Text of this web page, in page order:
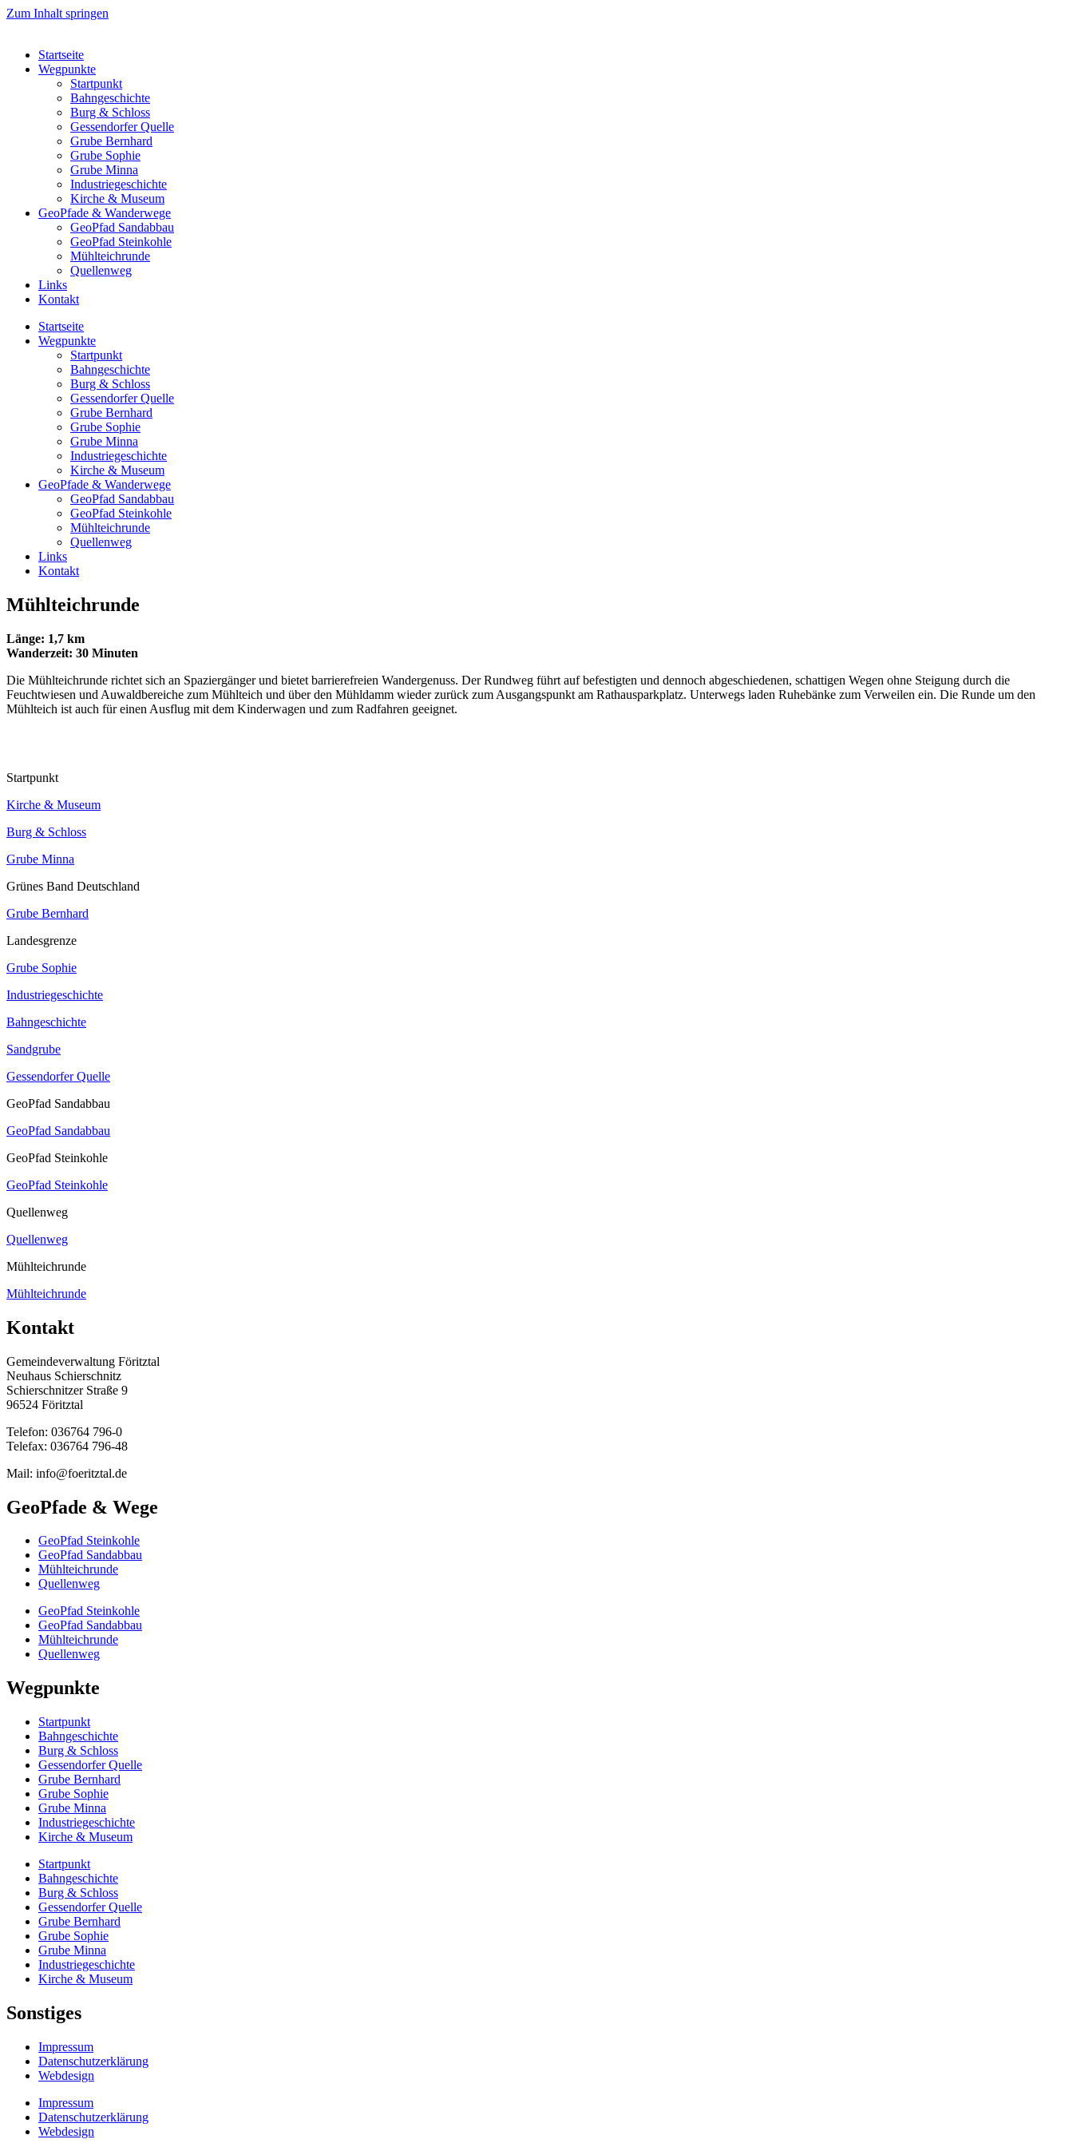
Zum Inhalt springen
Startseite
Wegpunkte
Startpunkt
Bahngeschichte
Burg & Schloss
Gessendorfer Quelle
Grube Bernhard
Grube Sophie
Grube Minna
Industriegeschichte
Kirche & Museum
GeoPfade & Wanderwege
GeoPfad Sandabbau
GeoPfad Steinkohle
Mühlteichrunde
Quellenweg
Links
Kontakt
Startseite
Wegpunkte
Startpunkt
Bahngeschichte
Burg & Schloss
Gessendorfer Quelle
Grube Bernhard
Grube Sophie
Grube Minna
Industriegeschichte
Kirche & Museum
GeoPfade & Wanderwege
GeoPfad Sandabbau
GeoPfad Steinkohle
Mühlteichrunde
Quellenweg
Links
Kontakt
Mühlteichrunde
Länge: 1,7 km
Wanderzeit: 30 Minuten
Die Mühlteichrunde richtet sich an Spaziergänger und bietet barrierefreien Wandergenuss. Der Rundweg führt auf befestigten und dennoch abgeschiedenen, schattigen Wegen ohne Steigung durch die
Feuchtwiesen und Auwaldbereiche zum Mühlteich und über den Mühldamm wieder zurück zum Ausgangspunkt am Rathausparkplatz. Unterwegs laden Ruhebänke zum Verweilen ein. Die Runde um den
Mühlteich ist auch für einen Ausflug mit dem Kinderwagen und zum Radfahren geeignet.
Startpunkt
Kirche & Museum
Burg & Schloss
Grube Minna
Grünes Band Deutschland
Grube Bernhard
Landesgrenze
Grube Sophie
Industriegeschichte
Bahngeschichte
Sandgrube
Gessendorfer Quelle
GeoPfad Sandabbau
GeoPfad Sandabbau
GeoPfad Steinkohle
GeoPfad Steinkohle
Quellenweg
Quellenweg
Mühlteichrunde
Mühlteichrunde
Kontakt
Gemeindeverwaltung Föritztal
Neuhaus Schierschnitz
Schierschnitzer Straße 9
96524 Föritztal
Telefon: 036764 796-0
Telefax: 036764 796-48
Mail: info@foeritztal.de
GeoPfade & Wege
GeoPfad Steinkohle
GeoPfad Sandabbau
Mühlteichrunde
Quellenweg
GeoPfad Steinkohle
GeoPfad Sandabbau
Mühlteichrunde
Quellenweg
Wegpunkte
Startpunkt
Bahngeschichte
Burg & Schloss
Gessendorfer Quelle
Grube Bernhard
Grube Sophie
Grube Minna
Industriegeschichte
Kirche & Museum
Startpunkt
Bahngeschichte
Burg & Schloss
Gessendorfer Quelle
Grube Bernhard
Grube Sophie
Grube Minna
Industriegeschichte
Kirche & Museum
Sonstiges
Impressum
Datenschutzerklärung
Webdesign
Impressum
Datenschutzerklärung
Webdesign